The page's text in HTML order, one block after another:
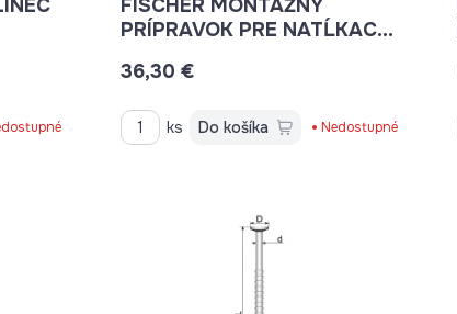
FISCHER MONTÁŽNY
PRÍPRAVOK PRE NATĹKACÍ
36,30 €
ks Do košíka Nedostupné